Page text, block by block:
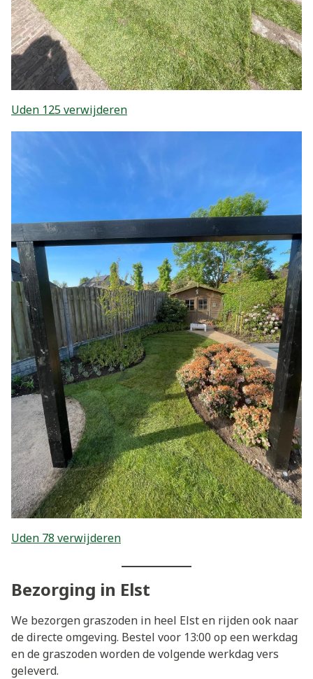
Uden 125 verwijderen
Uden 78 verwijderen
Bezorging in Elst
We bezorgen graszoden in heel Elst en rijden ook naar
de directe omgeving. Bestel voor 13:00 op een werkdag
en de graszoden worden de volgende werkdag vers
geleverd.